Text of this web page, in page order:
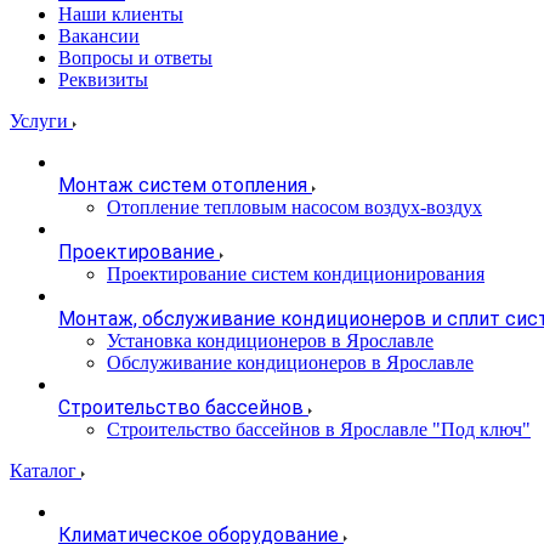
Наши клиенты
Вакансии
Вопросы и ответы
Реквизиты
Услуги
Монтаж систем отопления
Отопление тепловым насосом воздух-воздух
Проектирование
Проектирование систем кондиционирования
Монтаж, обслуживание кондиционеров и сплит
Установка кондиционеров в Ярославле
Обслуживание кондиционеров в Ярославле
Строительство бассейнов
Строительство бассейнов в Ярославле "Под ключ"
Каталог
Климатическое оборудование